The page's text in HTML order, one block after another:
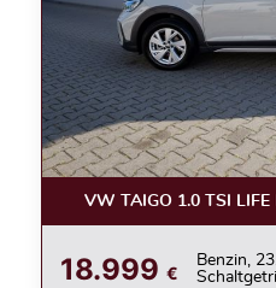
VW TAIGO 1.0 TSI LIFE
18.999 €
Benzin,